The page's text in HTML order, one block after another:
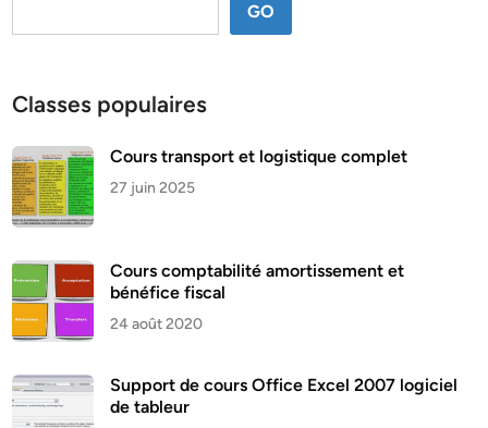
GO
Classes populaires
Cours transport et logistique complet
27 juin 2025
Cours comptabilité amortissement et
bénéfice fiscal
24 août 2020
Support de cours Office Excel 2007 logiciel
de tableur